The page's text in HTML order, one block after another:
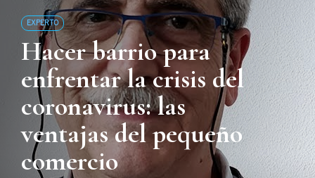
EXPERTO
Hacer barrio para
enfrentar la crisis del
coronavirus: las
ventajas del pequeño
comercio